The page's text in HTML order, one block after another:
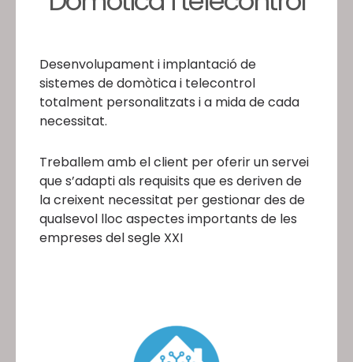
Desenvolupament i implantació de
sistemes de domòtica i telecontrol
totalment personalitzats i a mida de cada
necessitat.
Treballem amb el client per oferir un servei
que s’adapti als requisits que es deriven de
la creixent necessitat per gestionar des de
qualsevol lloc aspectes importants de les
empreses del segle XXI